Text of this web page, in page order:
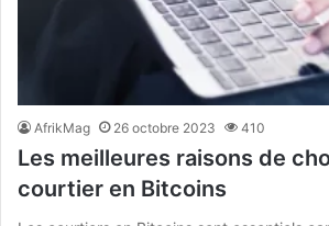
AfrikMag 26 octobre 2023 410
Les meilleures raisons de
courtier en Bitcoins